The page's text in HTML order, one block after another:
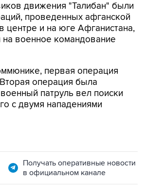
движения "Талибан" были
проведенных афганской
и на юге Афганистана,
на военное командование
первая операция
операция была
патруль вел поиски
с двумя нападениями
Получать оперативные новости
в официальном канале